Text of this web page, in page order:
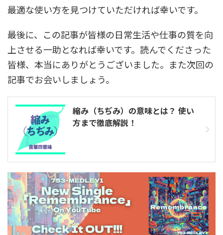
最適な使い方を見つけていただければ幸いです。
最後に、この記事が皆様の日常生活や仕事の質を向
上させる一助となれば幸いです。読んでくださった
皆様、本当にありがとうございました。また次回の
記事でお会いしましょう。
縮み（ちぢみ）の意味とは？ 使い
方まで徹底解説！